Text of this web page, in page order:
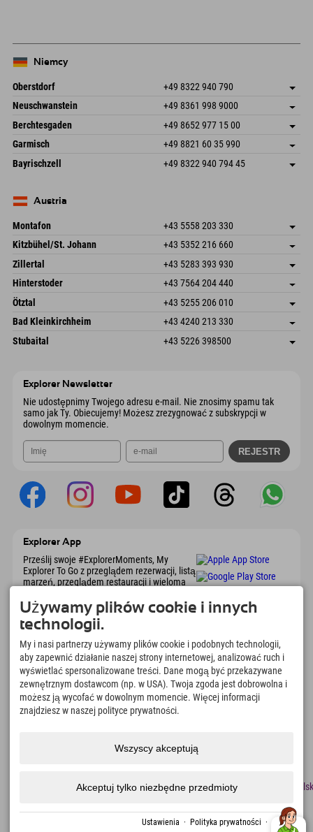
Niemcy
Oberstdorf +49 8322 940 790
An der Breitach 3
Niemcy
Zapisz adres
Książka
Neuschwanstein +49 8361 998 9000
An der Riese 45
87484 Nesselwang im Allgäu
Niemcy
Zapisz adres
Informacje o przyjeździe
Książka
Berchtesgaden +49 8652 977 15 00
Hofreitstr. 7
Niemcy
Zapisz adres
Książka
Garmisch +49 8821 60 35 990
Frickenstraße 22
82490 Farchant
Zapisz adres
Informacje o przyjeździe
Bayrischzell +49 8322 940 794 45
NiemcyAustria
Montafon +43 5558 203 330
Dorfstr. 127b
6793 Gaschurn/Montafon
Austria
Zapisz adres
Książka
Kitzbühel/St. Johann +43 5352 216 660
Speckbacherstraße 87
6380 St. Johann in Tirol
Austria
Zapisz adres
Informacje o przyjeździe
Książka
Zillertal +43 5283 393 930
Schmiedau 2
Austria
Zapisz adres
Książka
Hinterstoder +43 7564 204 440
Freizeitpark 10
4573 Hinterstoder
Austria
Zapisz adres
Informacje o przyjeździe
Książka
Ötztal +43 5255 206 010
Gscheat 14
Austria
Zapisz adres
Książka
Bad Kleinkirchheim +43 4240 213 330
Dorfstraße 24
9546 Bad Kleinkirchheim
Zapisz adres
Informacje o przyjeździe
Stubaital +43 5226 398500
Explorer Newsletter
Nie udostępnimy Twojego adresu e-mail. Nie znosimy spamu tak
samo jak Ty. Obiecujemy! Możesz zrezygnować z subskrypcji w
dowolnym momencie.
Explorer App
Prześlij swoje #ExplorerMoments, My
Explorer To Go z przeglądem rezerwacji, listą
marzeń, przeglądem restauracji i wieloma
Czas na chwile odkrywcy
166
Jeziora górskie i baseny
rekreacyjne
4.634km
Stoki do jazdy na nartach i
snowboardzie
8.991km
Szlaki do pieszych
wędrówek i wspinaczki
97%
Dostępność naciskać Certyfikaty
rozwoju
Używamy plików cookie i innych
technologii.
My i nasi partnerzy używamy plików cookie i podobnych technologii,
aby zapewnić działanie naszej strony internetowej, analizować ruch i
wyświetlać spersonalizowane treści. Dane mogą być przekazywane
zewnętrznym dostawcom (np. w USA). Twoja zgoda jest dobrowolna i
możesz ją wycofać w dowolnym momencie. Więcej informacji
znajdziesz w naszej polityce prywatności.
Wszyscy akceptują
Akceptuj tylko niezbędne przedmioty
Ustawienia · Polityka prywatności · odcisk